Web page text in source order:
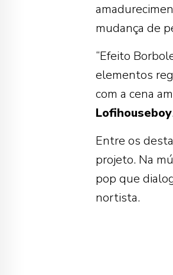
mudança de
“Efeito
elementos
com a cena
Lofihouseboy.
Entre os
projeto. Na
pop que
nortista.